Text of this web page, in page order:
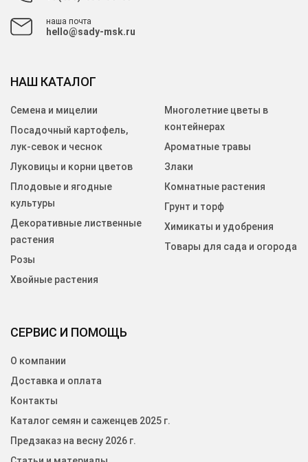
наша почта
hello@sady-msk.ru
СЕРВИС И ПОМОЩЬ
О компании
Доставка и оплата
Контакты
Каталог семян и саженцев 2025 г.
Предзаказ на весну 2026 г.
НАШ КАТАЛОГ
Семена и мицелии
Посадочный картофель,
лук-севок и чеснок
Луковицы и корни цветов
Плодовые и ягодные
культуры
Декоративные лиственные
растения
Розы
Хвойные растения
Многолетние цветы в
контейнерах
Ароматные травы
Злаки
Комнатные растения
Грунт и торф
Химикаты и удобрения
Товары для сада и огорода